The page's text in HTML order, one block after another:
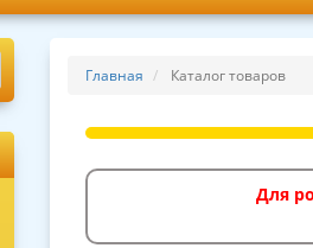
Главная Каталог товаров
Для